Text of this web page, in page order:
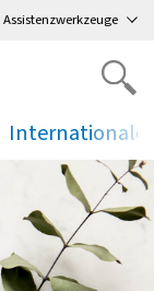
Assistenzwerkzeuge
.